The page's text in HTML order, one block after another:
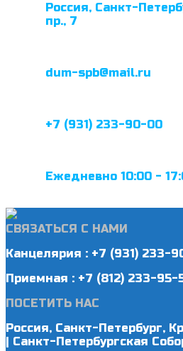
Россия, Санкт-
пр., 7
dum-spb@mail.ru
+7 (931) 233-90-00
Ежедневно 10:00 -
СВЯЗАТЬСЯ С НАМИ
Канцелярия : +7 (931) 233-
Приемная : +7 (812) 233-95-
ПОСЕТИТЬ НАС
Россия, Санкт-Петербург,
| Санкт-Петербургская